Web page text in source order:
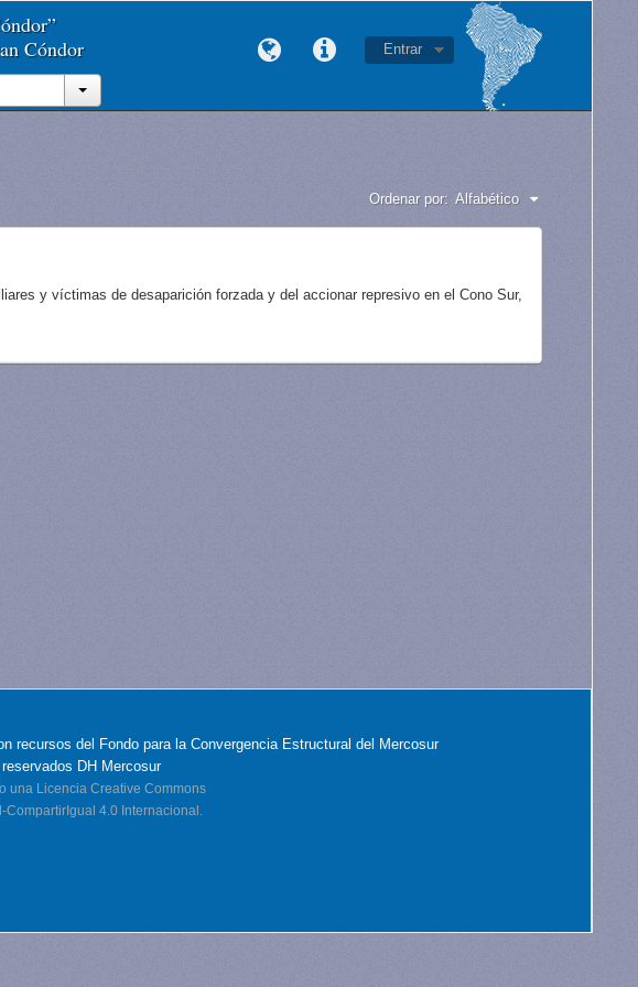
Cóndor
Entrar
Ordenar por: Alfabético
y víctimas de desaparición forzada y del accionar represivo en el Cono Sur,
recursos del Fondo para la Convergencia Estructural del Mercosur
DH Mercosur
una Licencia Creative Commons
CompartirIgual 4.0 Internacional.